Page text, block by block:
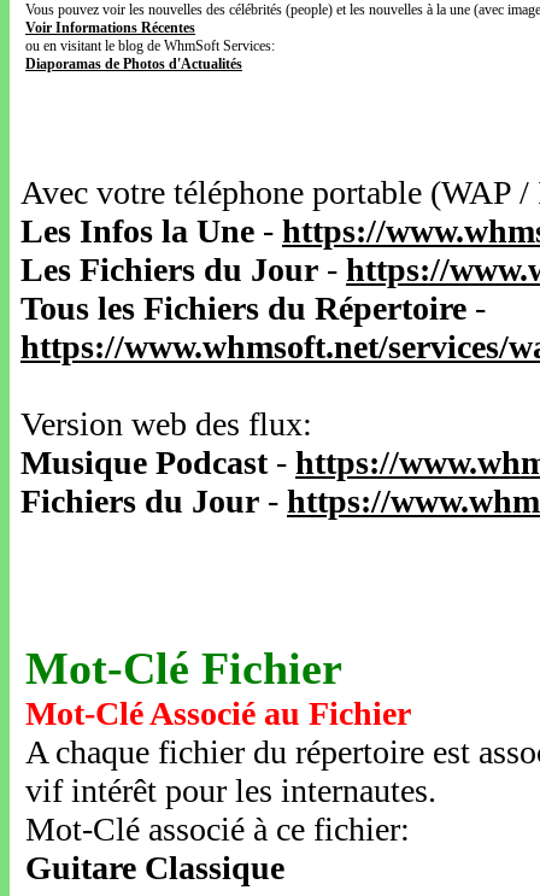
Vous pouvez voir les nouvelles des célébrités (people) et les nouvelles à la une (avec
Voir Informations Récentes
ou en visitant le blog de WhmSoft Services:
Diaporamas de Photos d'Actualités
Avec votre téléphone portable
Les Infos la Une - https://
Les Fichiers du Jour - https://
Tous les Fichiers du Répertoire -
https://www.whmsoft.net/services/
Version web des flux:
Musique Podcast- https://
Fichiers du Jour - https://
Mot-Clé Fichier
Mot-Clé Associé au Fichier
A chaque fichier du répertoire est
vif intérêt pour les internautes.
Mot-Clé associé à ce fichier:
Guitare Classique